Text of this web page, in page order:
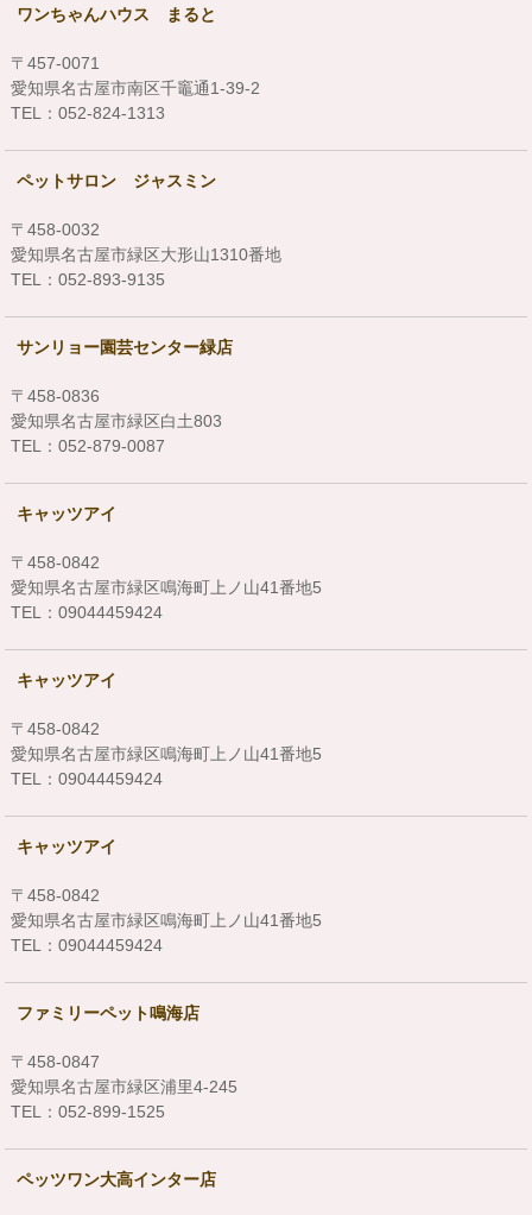
ワンちゃんハウス まると
〒457-0071
愛知県名古屋市南区千竈通1-39-2
TEL：052-824-1313
ペットサロン ジャスミン
〒458-0032
愛知県名古屋市緑区大形山1310番地
TEL：052-893-9135
サンリョー園芸センター緑店
〒458-0836
愛知県名古屋市緑区白土803
TEL：052-879-0087
キャッツアイ
〒458-0842
愛知県名古屋市緑区鳴海町上ノ山41番地5
TEL：09044459424
キャッツアイ
〒458-0842
愛知県名古屋市緑区鳴海町上ノ山41番地5
TEL：09044459424
キャッツアイ
〒458-0842
愛知県名古屋市緑区鳴海町上ノ山41番地5
TEL：09044459424
ファミリーペット鳴海店
〒458-0847
愛知県名古屋市緑区浦里4-245
TEL：052-899-1525
ペッツワン大高インター店